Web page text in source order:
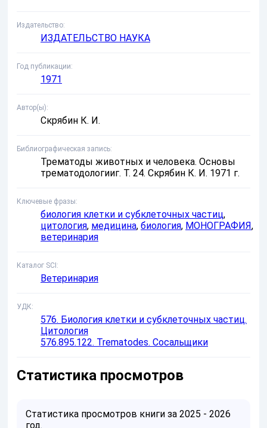
Издательство
ИЗДАТЕЛЬСТВО НАУКА
Год публикации
1971
Автор(ы)
Скрябин К. И.
Библиографическая запись
Трематоды животных и человека. Основы
трематодологииг. Т. 24. Скрябин К. И. 1971 г.
Ключевые фразы
биология клетки и субклеточных частиц,
цитология, медицина, биология, МОНОГРАФИЯ,
ветеринария
Каталог SCI
Ветеринария
УДК
576. Биология клетки и субклеточных частиц.
Цитология
576.895.122. Trematodes. Сосальщики
Статистика просмотров
Статистика просмотров книги за 2025 - 2026
год.